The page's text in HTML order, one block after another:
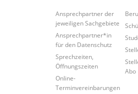
Ansprechpartner der
jeweiligen Sachgebiete
Ansprechpartner*in
für den Datenschutz
Sprechzeiten,
Öffnungszeiten
Online-
Terminvereinbarungen
Abo